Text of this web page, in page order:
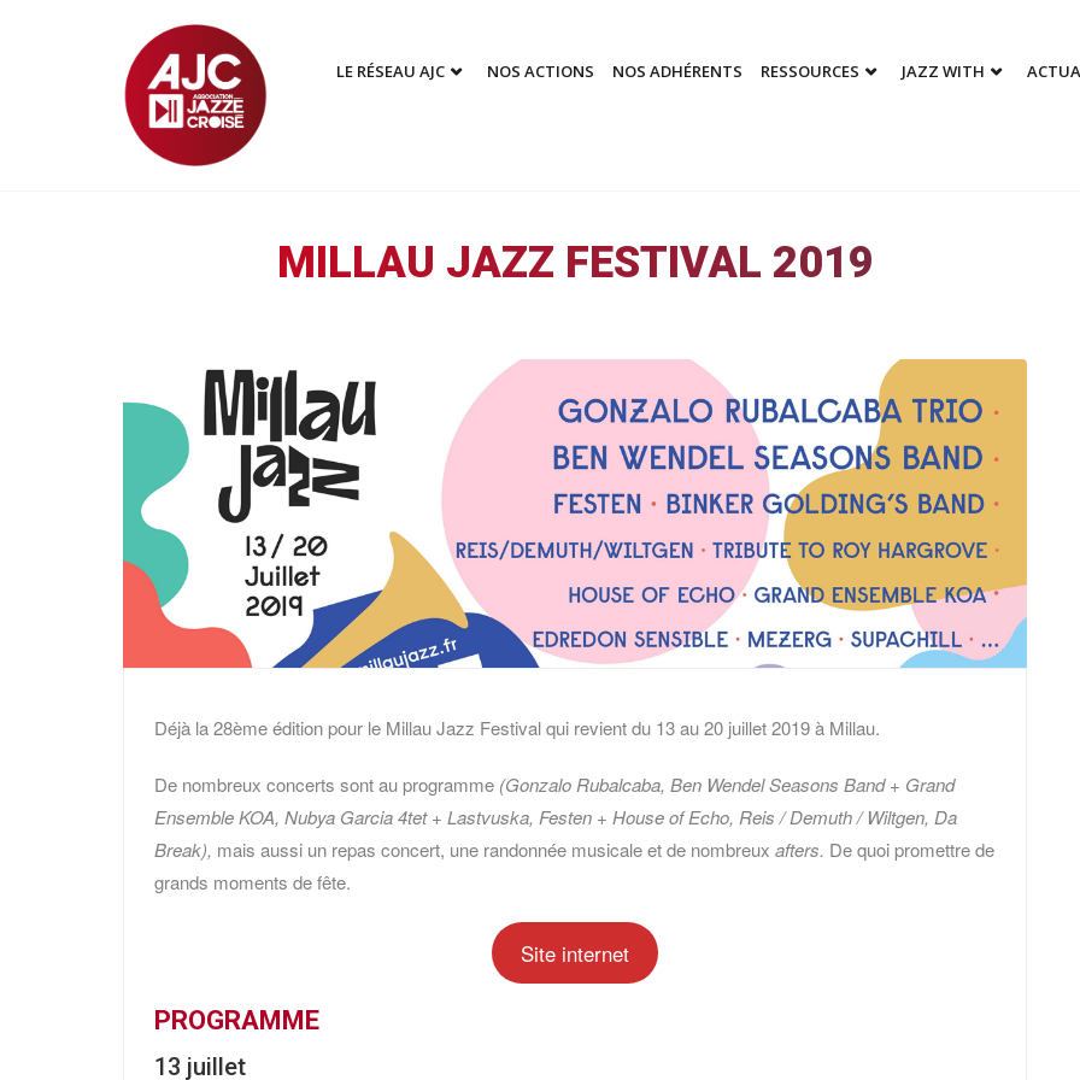
LE RÉSEAU AJC NOS ACTIONS NOS ADHÉRENTS RESSOURCES JAZZ WITH
MILLAU JAZZ FESTIVAL 2019
Déjà la 28ème édition pour le Millau Jazz Festival qui revient du 13 au 20 juillet 2019 à Millau.
De nombreux concerts sont au programme (Gonzalo Rubalcaba, Ben Wendel Seasons Band + Grand
Ensemble KOA, Nubya Garcia 4tet + Lastvuska, Festen + House of Echo, Reis / Demuth / Wiltgen, Da
Break), mais aussi un repas concert, une randonnée musicale et de nombreux afters. De quoi promettre de
grands moments de fête.
Site internet
PROGRAMME
13 juillet